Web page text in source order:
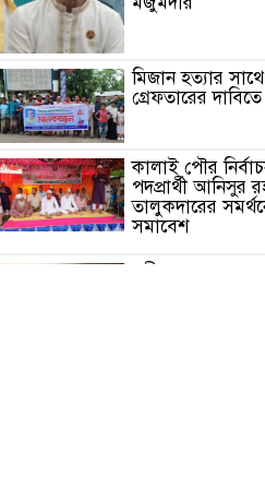
মিজান হত্যার
গ্রেফতারের
কালাই পৌর
পদপ্রার্থী আনিসুর
তালুকদারের
সমাবেশ
রবীন্দ্রনাথের